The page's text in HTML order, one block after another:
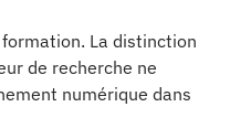
La distinction
de recherche ne
numérique dans